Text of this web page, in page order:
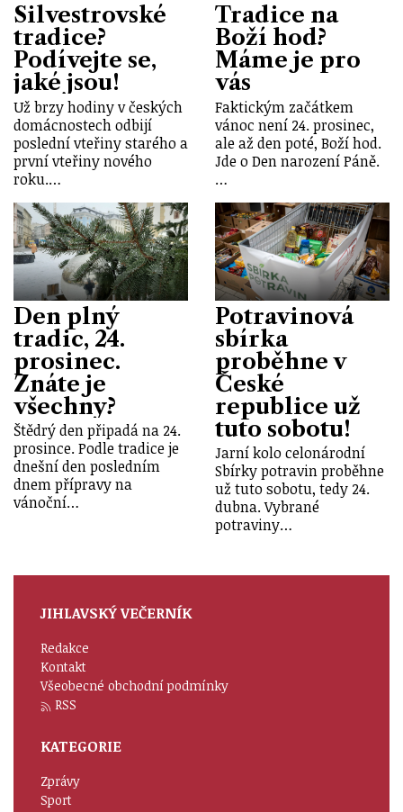
Silvestrovské
tradice?
Podívejte se,
jaké jsou!
Už brzy hodiny v českých
domácnostech odbijí
poslední vteřiny starého a
první vteřiny nového
roku.…
Tradice na
Boží hod?
Máme je pro
vás
Faktickým začátkem
vánoc není 24. prosinec,
ale až den poté, Boží hod.
Jde o Den narození Páně.
…
Den plný
tradic, 24.
prosinec.
Znáte je
všechny?
Štědrý den připadá na 24.
prosince. Podle tradice je
dnešní den posledním
dnem přípravy na
vánoční…
Potravinová
sbírka
proběhne v
České
republice už
tuto sobotu!
Jarní kolo celonárodní
Sbírky potravin proběhne
už tuto sobotu, tedy 24.
dubna. Vybrané
potraviny…
JIHLAVSKÝ VEČERNÍK
Redakce
Kontakt
Všeobecné obchodní podmínky
RSS
KATEGORIE
Zprávy
Sport